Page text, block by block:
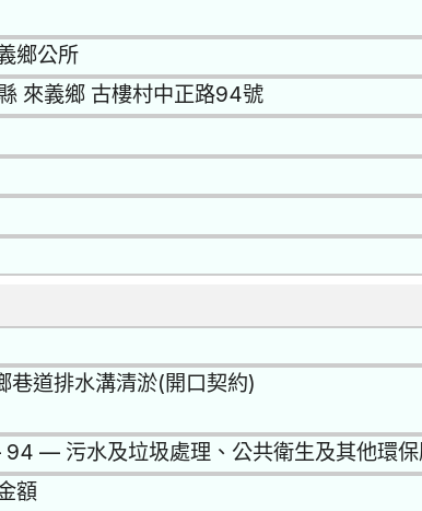
鄉公所
來義鄉 古樓村中正路94號
巷道排水溝清淤(開口契約)
— 污水及垃圾處理、公共衛生及其他環保
額